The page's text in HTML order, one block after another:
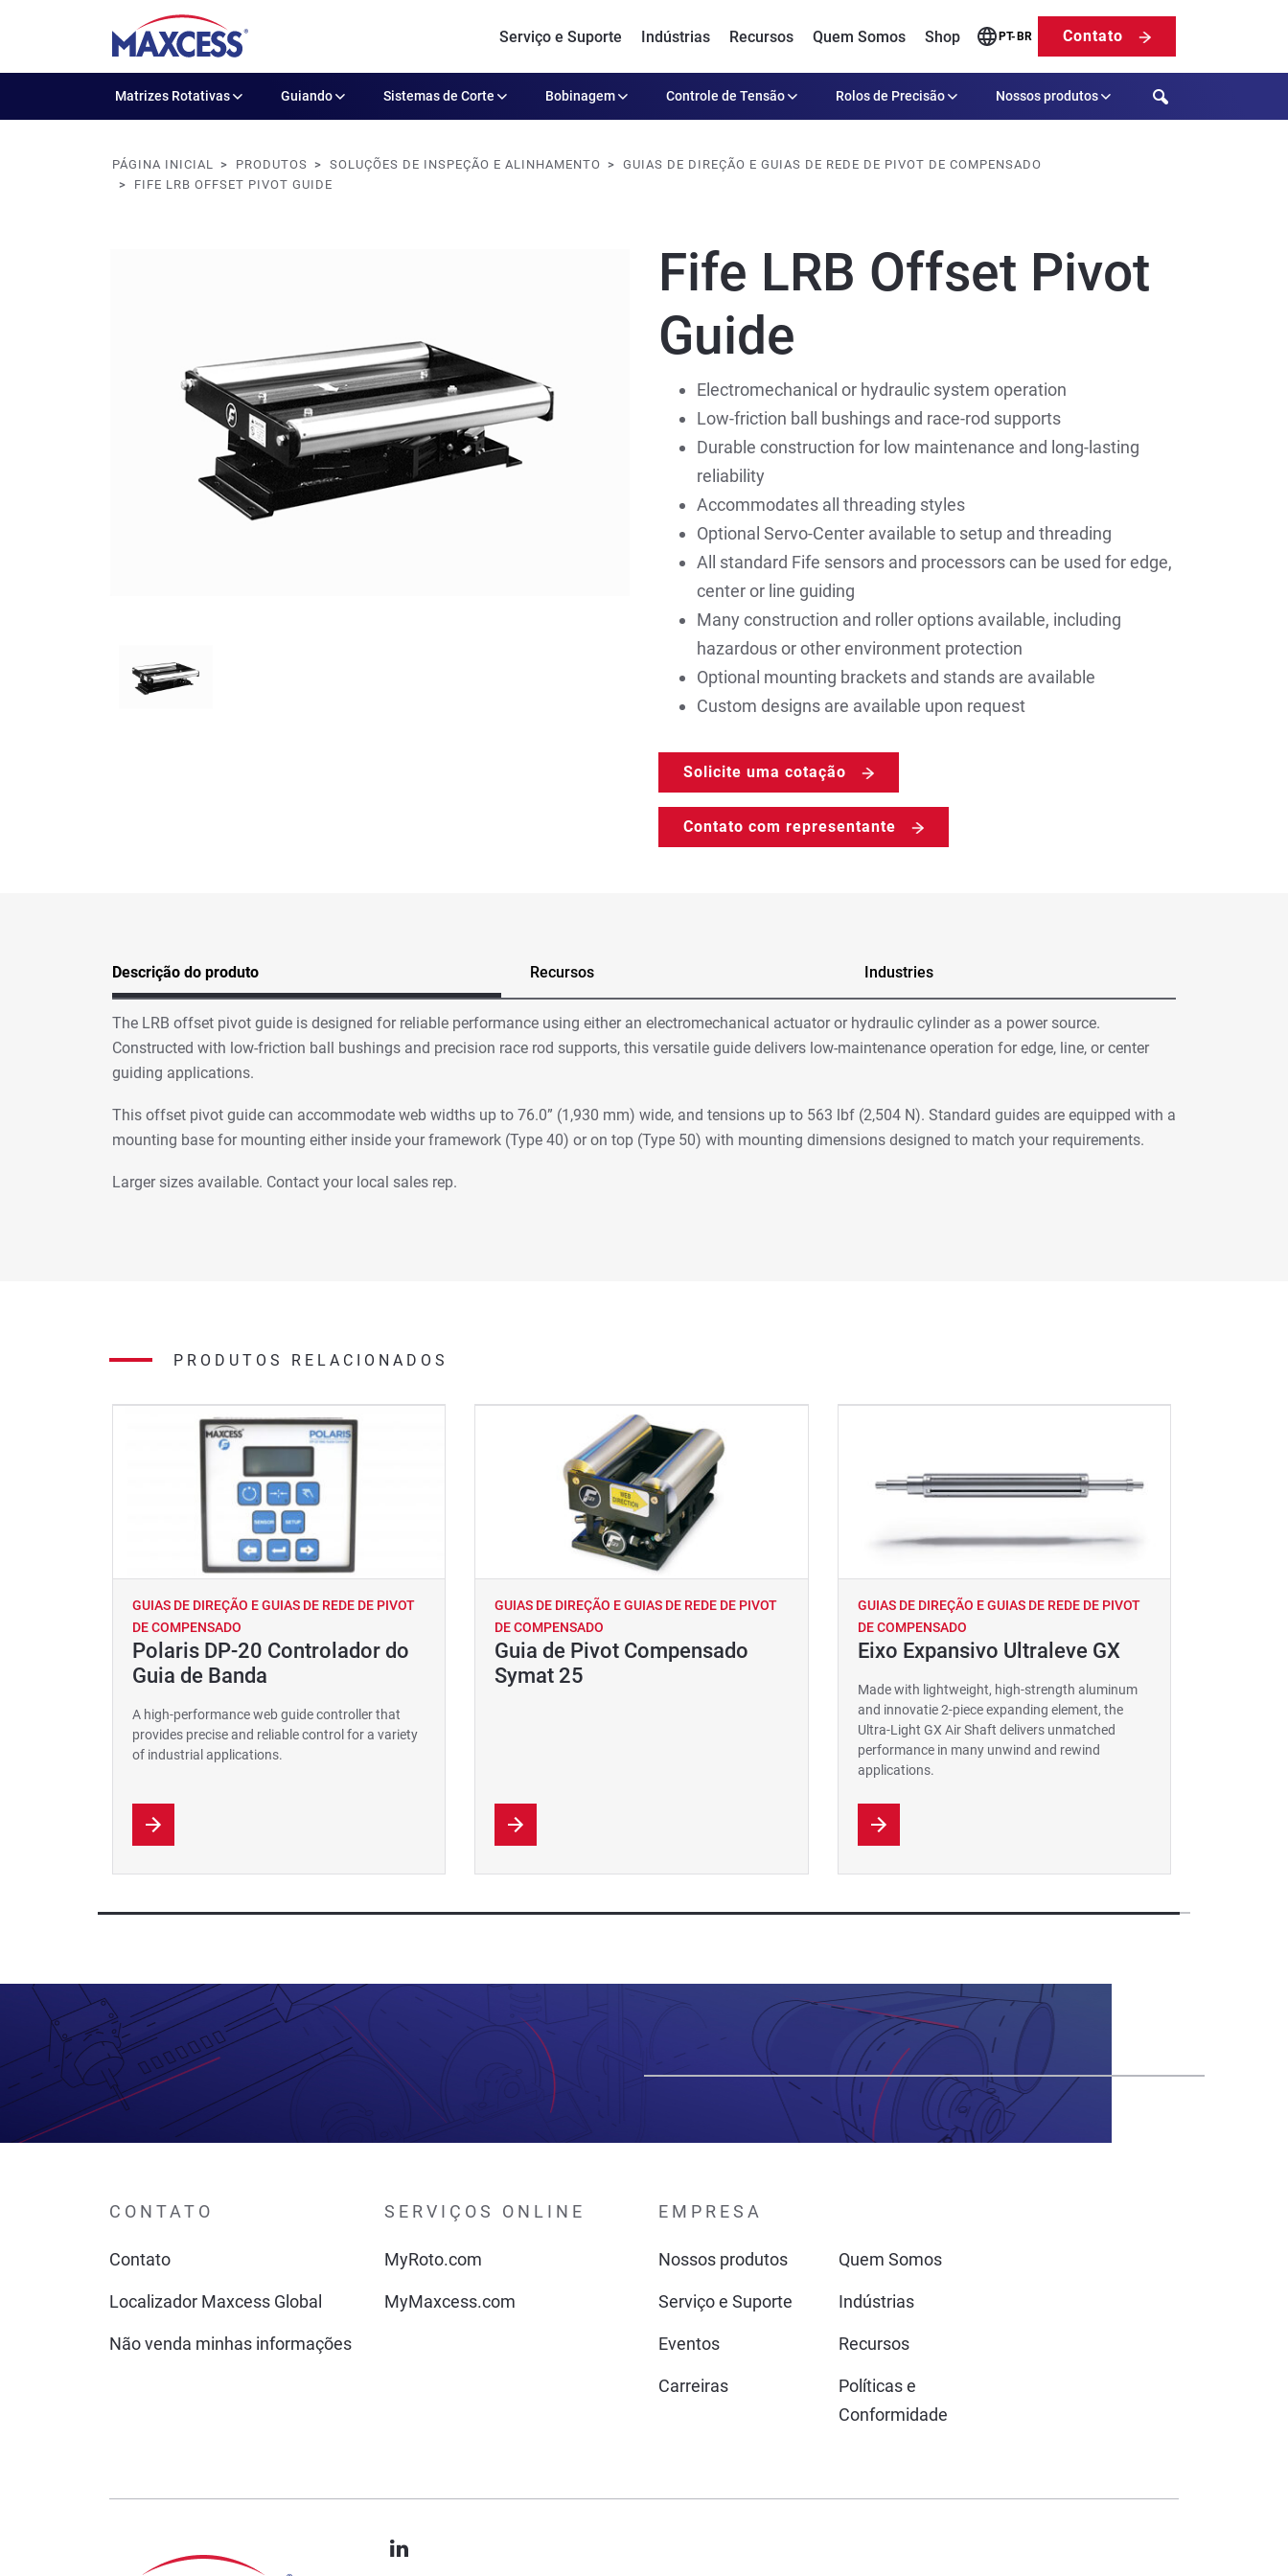
Serviço e Suporte Indústrias Recursos Quem Somos Shop PT-BR Contato
Matrizes Rotativas Guiando Sistemas de Corte Bobinagem Controle de Tensão Rolos de Precisão Nossos produtos Search
PÁGINA INICIAL PRODUTOS SOLUÇÕES DE INSPEÇÃO E ALINHAMENTO
GUIAS DE DIREÇÃO E GUIAS DE REDE DE PIVOT DE COMPENSADO
FIFE LRB OFFSET PIVOT GUIDE
Fife LRB Offset Pivot
Guide
Electromechanical or hydraulic system operation
Low-friction ball bushings and race-rod supports
Durable construction for low maintenance and long-lasting
reliability
Accommodates all threading styles
Optional Servo-Center available to setup and threading
All standard Fife sensors and processors can be used for edge,
center or line guiding
Many construction and roller options available, including
hazardous or other environment protection
Optional mounting brackets and stands are available
Custom designs are available upon request
Solicite uma cotação
Contato com representante
Descrição do produto Recursos Industries
The LRB offset pivot guide is designed for reliable performance using either an electromechanical actuator or hydraulic cylinder as a power source.
Constructed with low-friction ball bushings and precision race rod supports, this versatile guide delivers low-maintenance operation for edge, line, or center
guiding applications.
This offset pivot guide can accommodate web widths up to 76.0” (1,930 mm) wide, and tensions up to 563 lbf (2,504 N). Standard guides are equipped with a
mounting base for mounting either inside your framework (Type 40) or on top (Type 50) with mounting dimensions designed to match your requirements.
Larger sizes available. Contact your local sales rep.
PRODUTOS RELACIONADOS
GUIAS DE DIREÇÃO E GUIAS DE REDE DE PIVOT
DE COMPENSADO
Polaris DP-20 Controlador do
Guia de Banda
A high-performance web guide controller that
provides precise and reliable control for a variety
of industrial applications.
GUIAS DE DIREÇÃO E GUIAS DE REDE DE PIVOT
DE COMPENSADO
Guia de Pivot Compensado
Symat 25
GUIAS DE DIREÇÃO E GUIAS DE REDE DE PIVOT
DE COMPENSADO
Eixo Expansivo Ultraleve GX
Made with lightweight, high-strength aluminum
and innovatie 2-piece expanding element, the
Ultra-Light GX Air Shaft delivers unmatched
performance in many unwind and rewind
applications.
CONTATO
Contato
Localizador Maxcess Global
Não venda minhas informações
SERVIÇOS ONLINE
MyRoto.com
MyMaxcess.com
EMPRESA
Nossos produtos Quem Somos
Serviço e Suporte Indústrias
Eventos Recursos
Carreiras
Políticas e
Conformidade